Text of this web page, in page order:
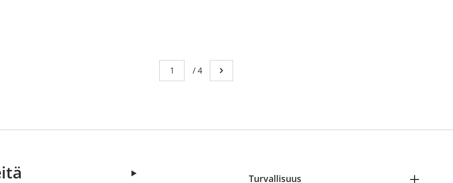
Sivu
You're currently reading page 1
/4 Mene seuraavalle sivulle
Turvallisuus